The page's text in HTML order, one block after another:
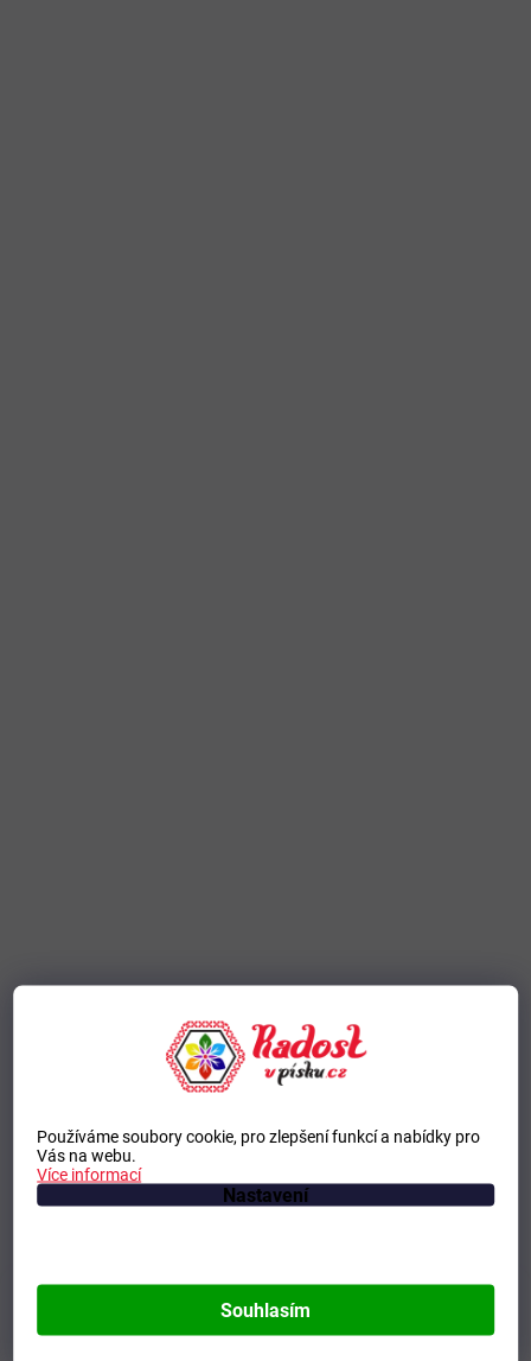
Používáme soubory cookie, pro zlepšení funkcí a nabídky pro
Vás na webu.
Více informací
Nastavení
Souhlasím
Zobrazit Všechny hodnocení
ODEBÍRAT NEWSLETTER